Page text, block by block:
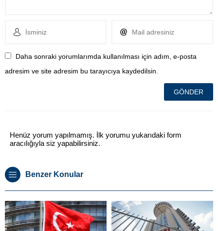
Daha sonraki yorumlarımda kullanılması için adım, e-posta
adresim ve site adresim bu tarayıcıya kaydedilsin.
Henüz yorum yapılmamış. İlk yorumu yukarıdaki form
aracılığıyla siz yapabilirsiniz.
Benzer Konular